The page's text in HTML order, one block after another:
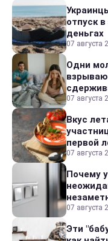
отпуск
деньгах
07 августа
Одни
07 августа
Вкус
первой
07 августа
Почему
07 августа
Эти